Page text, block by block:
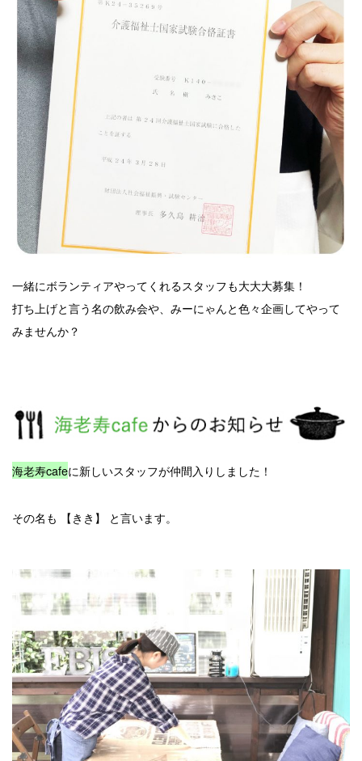
一緒にボランティアやってくれるスタッフも大大大募集！
打ち上げと言う名の飲み会や、みーにゃんと色々企画してやって
みませんか？
海老寿cafeに新しいスタッフが仲間入りしました！
その名も 【きき】 と言います。